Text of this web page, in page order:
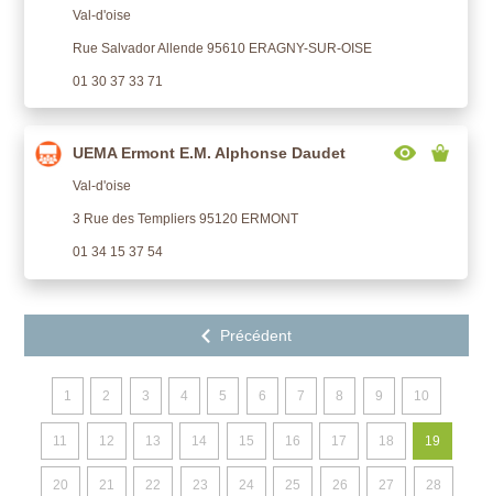
Val-d'oise
Rue Salvador Allende 95610 ERAGNY-SUR-OISE
01 30 37 33 71
UEMA Ermont E.M. Alphonse Daudet
Val-d'oise
3 Rue des Templiers 95120 ERMONT
01 34 15 37 54
1 2 3 4 5 6 7 8 9 10
11 12 13 14 15 16 17 18 19
20 21 22 23 24 25 26 27 28